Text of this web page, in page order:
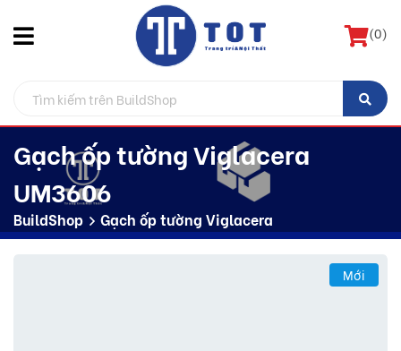
(0)
Gạch ốp tường Viglacera
UM3606
BuildShop Gạch ốp tường Viglacera
Mới